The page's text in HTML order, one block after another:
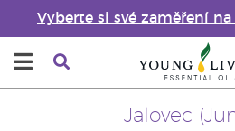
Vyberte si své zaměření
Jalovec